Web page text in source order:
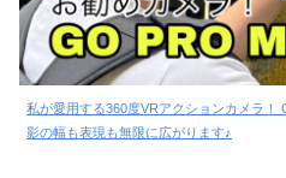
私が愛用する360度VRアクションカメラ！
影の幅も表現も無限に広がります♪